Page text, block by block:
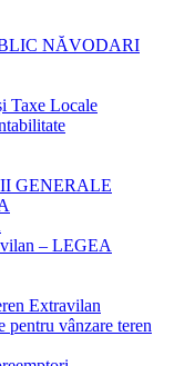
NĂVODARI
Taxe Locale
GENERALE
– LEGEA
Extravilan
pentru vânzare teren